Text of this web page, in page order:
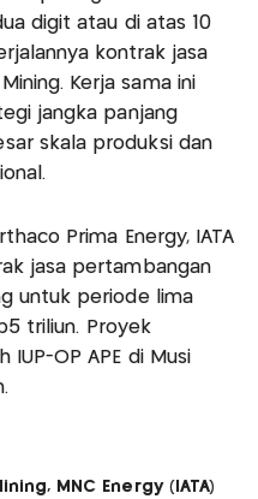
digit atau di atas 10
kontrak jasa
Kerja sama ini
jangka panjang
skala produksi dan
Prima Energy, IATA
jasa pertambangan
untuk periode lima
triliun. Proyek
OP APE di Musi
MNC Energy (IATA)